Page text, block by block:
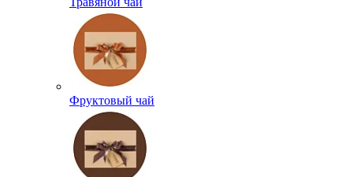
Фруктовый чай